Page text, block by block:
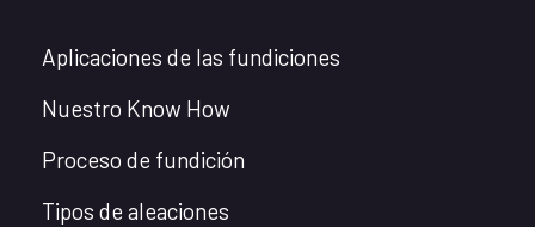
Aplicaciones de las fundiciones
Nuestro Know How
Proceso de fundición
Tipos de aleaciones